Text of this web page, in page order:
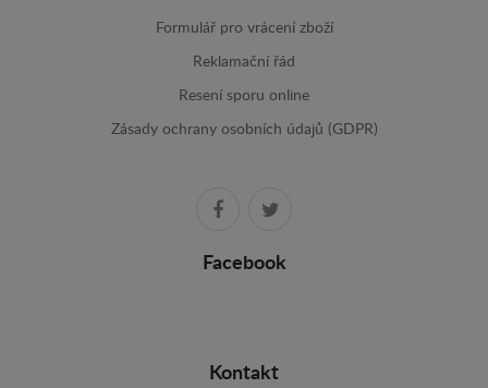
Formulář pro vrácení zboží
Reklamační řád
Resení sporu online
Zásady ochrany osobních údajů (GDPR)
Facebook
Kontakt